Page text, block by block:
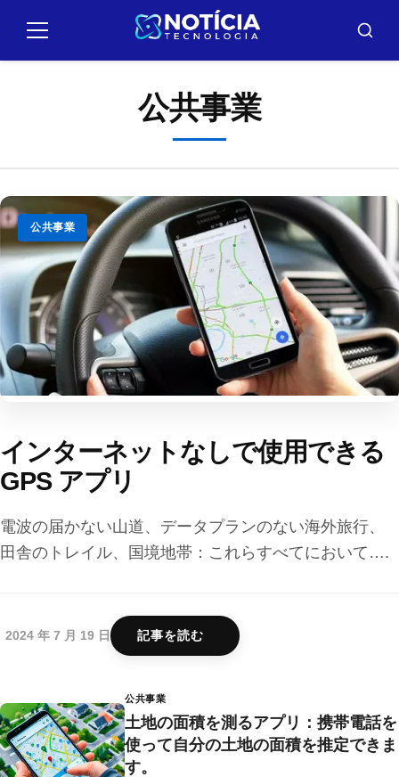
paraメ
バ
公共事業
公共事業
インターネットなしで使用できる
GPS アプリ
電波の届かない山道、データプランのない海外旅行、
田舎のトレイル、国境地帯：これらすべてにおいて….
2024 年 7 月 19 日 記事を読む
公共事業
土地の面積を測るアプリ：携帯電話を
使って自分の土地の面積を推定できま
す。